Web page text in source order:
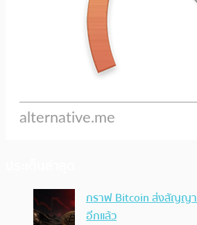
กราฟ Bitcoin ส่งสัญญา
อีกแล้ว